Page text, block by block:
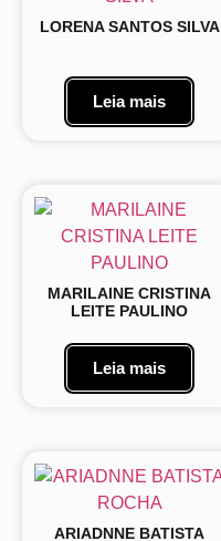
LORENA SANTOS SILVA
Leia mais
MARILAINE CRISTINA
LEITE PAULINO
Leia mais
ARIADNNE BATISTA